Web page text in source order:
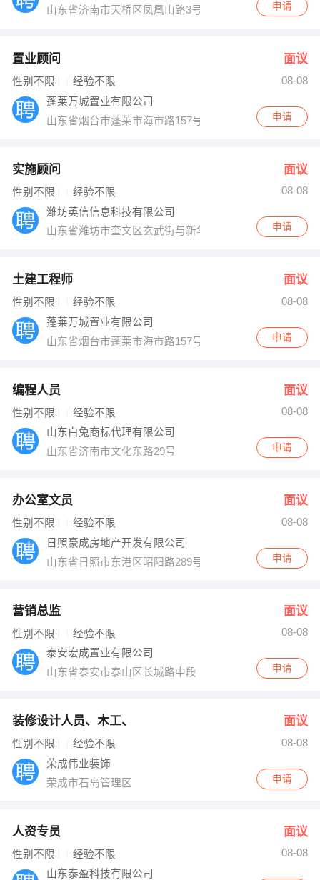
山东省济南市天桥区凤凰山路3号（原酒店用品批发市场
申请
置业顾问 面议
性别不限 经验不限
08-08
蓬莱万城置业有限公司
山东省烟台市蓬莱市海市路157号一品洋房营销中心2楼
申请
实施顾问 面议
性别不限 经验不限
08-08
潍坊英信信息科技有限公司
山东省潍坊市奎文区玄武街与新华路路口嘉年华广场1105
申请
土建工程师 面议
性别不限 经验不限
08-08
蓬莱万城置业有限公司
山东省烟台市蓬莱市海市路157号一品洋房营销中心2楼
申请
编程人员 面议
性别不限 经验不限
08-08
山东白兔商标代理有限公司
山东省济南市文化东路29号
申请
办公室文员 面议
性别不限 经验不限
08-08
日照豪成房地产开发有限公司
山东省日照市东港区昭阳路289号
申请
营销总监 面议
性别不限 经验不限
08-08
泰安宏成置业有限公司
山东省泰安市泰山区长城路中段
申请
装修设计人员、木工、 面议
性别不限 经验不限
08-08
荣成伟业装饰
荣成市石岛管理区
申请
人资专员 面议
性别不限 经验不限
08-08
山东泰盈科技有限公司